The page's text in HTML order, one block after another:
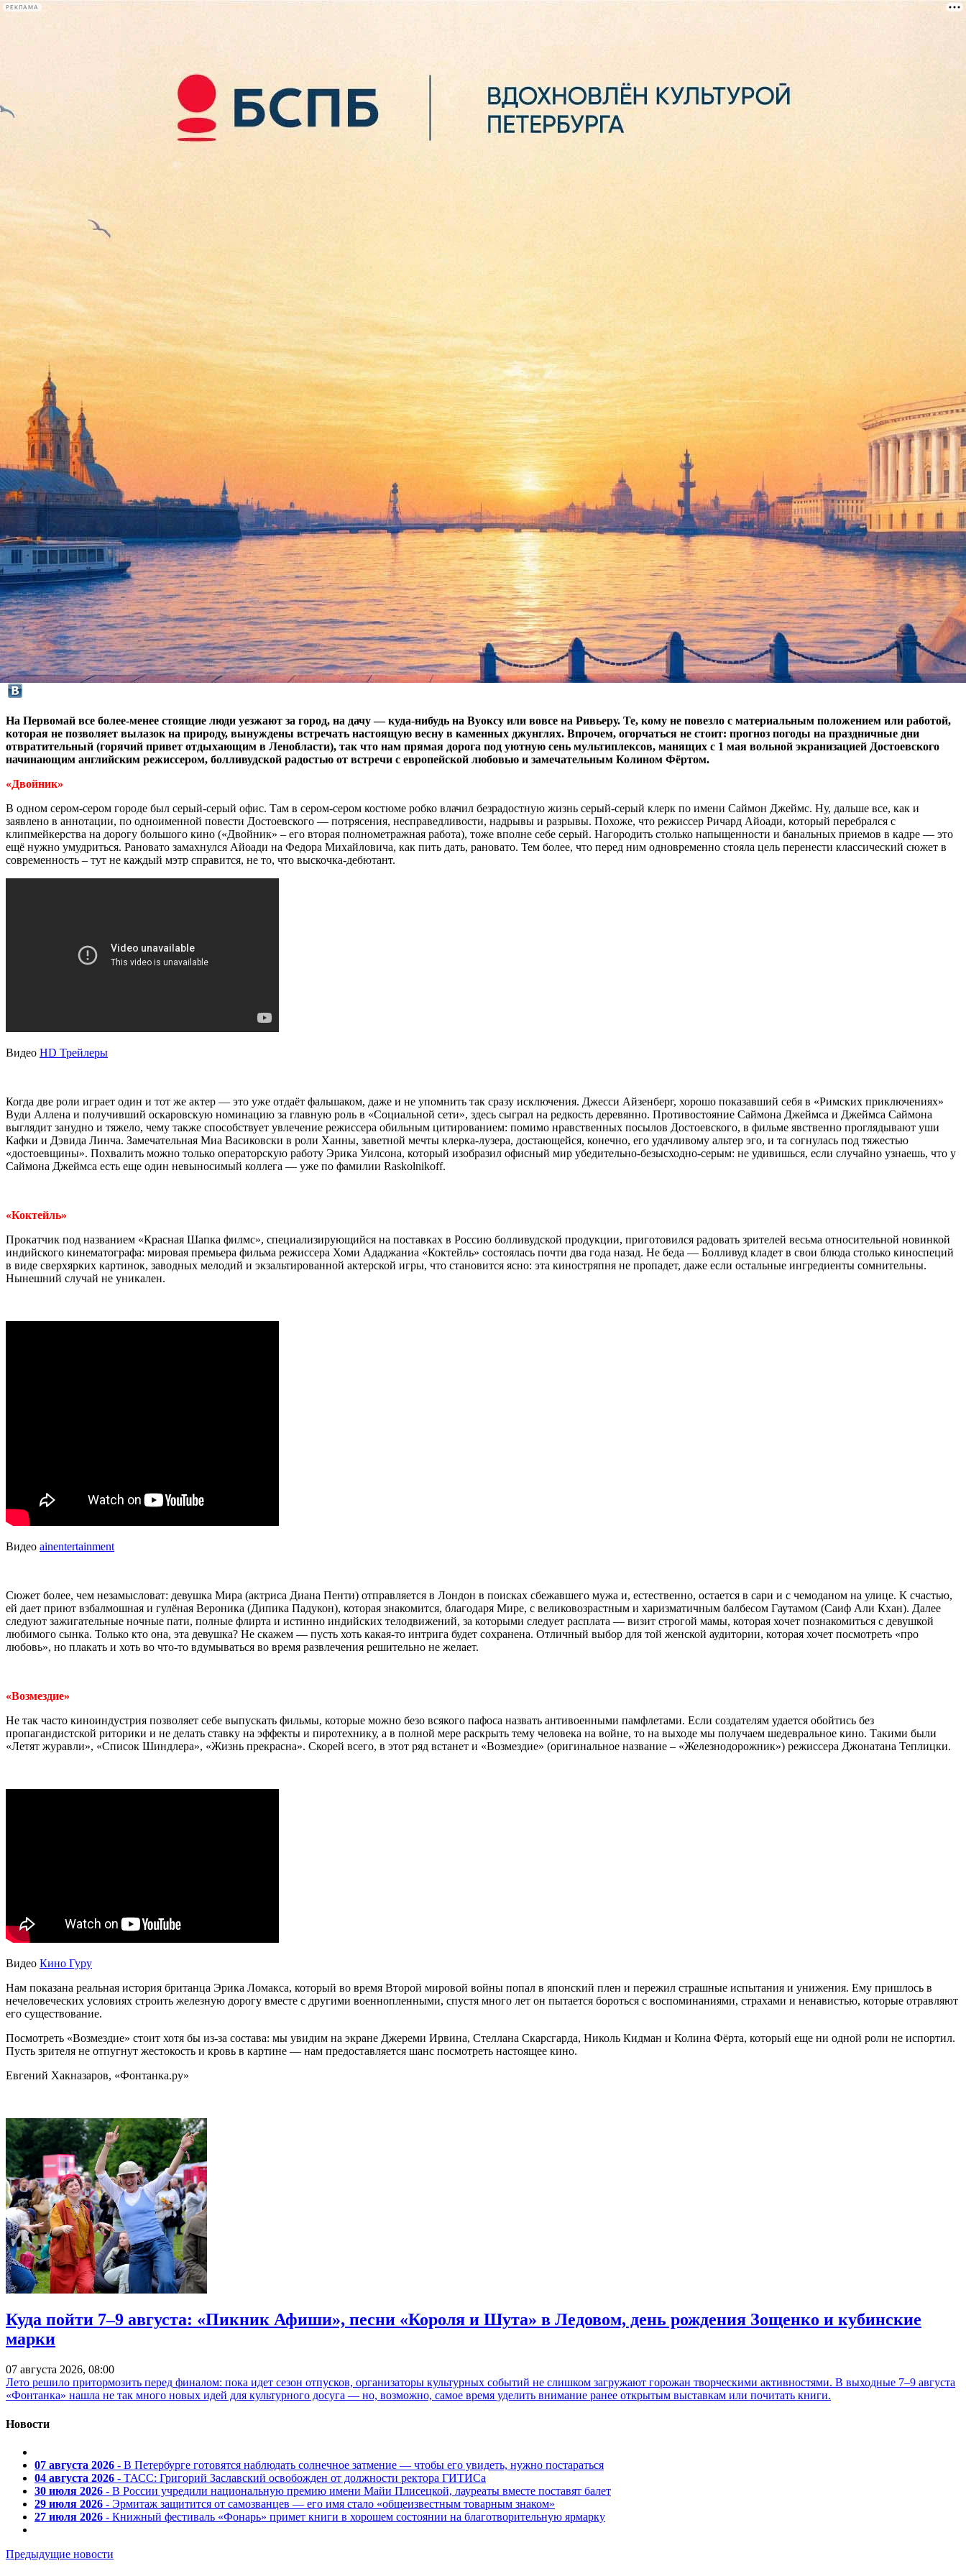
РЕКЛАМА
лекции
книги
Кинонеделя: Достоевский по-английски, Лондон по-индийски и Колин Фёрт по-японски
30 апреля 2014,22:33 Версия для печати
На Первомай все более-менее стоящие люди уезжают за город, на дачу — куда-нибудь на Вуоксу или вовсе на Ривьеру. Те, кому не повезло с материальным положением или работой,
которая не позволяет вылазок на природу, вынуждены встречать настоящую весну в каменных джунглях. Впрочем, огорчаться не стоит: прогноз погоды на праздничные дни
отвратительный (горячий привет отдыхающим в Ленобласти), так что нам прямая дорога под уютную сень мультиплексов, манящих с 1 мая вольной экранизацией Достоевского
начинающим английским режиссером, болливудской радостью от встречи с европейской любовью и замечательным Колином Фёртом.
«Двойник»
В одном сером-сером городе был серый-серый офис. Там в сером-сером костюме робко влачил безрадостную жизнь серый-серый клерк по имени Саймон Джеймс. Ну, дальше все, как и
заявлено в аннотации, по одноименной повести Достоевского — потрясения, несправедливости, надрывы и разрывы. Похоже, что режиссер Ричард Айоади, который перебрался с
клипмейкерства на дорогу большого кино («Двойник» – его вторая полнометражная работа), тоже вполне себе серый. Нагородить столько напыщенности и банальных приемов в кадре — это
ещё нужно умудриться. Рановато замахнулся Айоади на Федора Михайловича, как пить дать, рановато. Тем более, что перед ним одновременно стояла цель перенести классический сюжет в
современность – тут не каждый мэтр справится, не то, что выскочка-дебютант.
Видео HD Трейлеры
Когда две роли играет один и тот же актер — это уже отдаёт фальшаком, даже и не упомнить так сразу исключения. Джесси Айзенберг, хорошо показавший себя в «Римских приключениях»
Вуди Аллена и получивший оскаровскую номинацию за главную роль в «Социальной сети», здесь сыграл на редкость деревянно. Противостояние Саймона Джеймса и Джеймса Саймона
выглядит занудно и тяжело, чему также способствует увлечение режиссера обильным цитированием: помимо нравственных посылов Достоевского, в фильме явственно проглядывают уши
Кафки и Дэвида Линча. Замечательная Миа Васиковски в роли Ханны, заветной мечты клерка-лузера, достающейся, конечно, его удачливому альтер эго, и та согнулась под тяжестью
«достоевщины». Похвалить можно только операторскую работу Эрика Уилсона, который изобразил офисный мир убедительно-безысходно-серым: не удивишься, если случайно узнаешь, что у
Саймона Джеймса есть еще один невыносимый коллега — уже по фамилии Raskolnikoff.
«Коктейль»
Прокатчик под названием «Красная Шапка филмс», специализирующийся на поставках в Россию болливудской продукции, приготовился радовать зрителей весьма относительной новинкой
индийского кинематографа: мировая премьера фильма режиссера Хоми Ададжаниа «Коктейль» состоялась почти два года назад. Не беда — Болливуд кладет в свои блюда столько киноспеций
в виде сверхярких картинок, заводных мелодий и экзальтированной актерской игры, что становится ясно: эта киностряпня не пропадет, даже если остальные ингредиенты сомнительны.
Нынешний случай не уникален.
Видео ainentertainment
Сюжет более, чем незамысловат: девушка Мира (актриса Диана Пенти) отправляется в Лондон в поисках сбежавшего мужа и, естественно, остается в сари и с чемоданом на улице. К счастью,
ей дает приют взбалмошная и гулёная Вероника (Дипика Падукон), которая знакомится, благодаря Мире, с великовозрастным и харизматичным балбесом Гаутамом (Саиф Али Кхан). Далее
следуют зажигательные ночные пати, полные флирта и истинно индийских телодвижений, за которыми следует расплата — визит строгой мамы, которая хочет познакомиться с девушкой
любимого сынка. Только кто она, эта девушка? Не скажем — пусть хоть какая-то интрига будет сохранена. Отличный выбор для той женской аудитории, которая хочет посмотреть «про
любовь», но плакать и хоть во что-то вдумываться во время развлечения решительно не желает.
«Возмездие»
Не так часто киноиндустрия позволяет себе выпускать фильмы, которые можно безо всякого пафоса назвать антивоенными памфлетами. Если создателям удается обойтись без
пропагандистской риторики и не делать ставку на эффекты и пиротехнику, а в полной мере раскрыть тему человека на войне, то на выходе мы получаем шедевральное кино. Такими были
«Летят журавли», «Список Шиндлера», «Жизнь прекрасна». Скорей всего, в этот ряд встанет и «Возмездие» (оригинальное название – «Железнодорожник») режиссера Джонатана Теплицки.
Видео Кино Гуру
Нам показана реальная история британца Эрика Ломакса, который во время Второй мировой войны попал в японский плен и пережил страшные испытания и унижения. Ему пришлось в
нечеловеческих условиях строить железную дорогу вместе с другими военнопленными, спустя много лет он пытается бороться с воспоминаниями, страхами и ненавистью, которые отравляют
его существование.
Посмотреть «Возмездие» стоит хотя бы из-за состава: мы увидим на экране Джереми Ирвина, Стеллана Скарсгарда, Николь Кидман и Колина Фёрта, который еще ни одной роли не испортил.
Пусть зрителя не отпугнут жестокость и кровь в картине — нам предоставляется шанс посмотреть настоящее кино.
Евгений Хакназаров, «Фонтанка.ру»
Куда пойти 7–9 августа: «Пикник Афиши», песни «Короля и Шута» в Ледовом, день рождения Зощенко и кубинские
марки
07 августа 2026, 08:00
Лето решило притормозить перед финалом: пока идет сезон отпусков, организаторы культурных событий не слишком загружают горожан творческими активностями. В выходные 7–9 августа
«Фонтанка» нашла не так много новых идей для культурного досуга — но, возможно, самое время уделить внимание ранее открытым выставкам или почитать книги.
Новости
07 августа 2026 - В Петербурге готовятся наблюдать солнечное затмение — чтобы его увидеть, нужно постараться
04 августа 2026 - ТАСС: Григорий Заславский освобожден от должности ректора ГИТИСа
30 июля 2026 - В России учредили национальную премию имени Майи Плисецкой, лауреаты вместе поставят балет
29 июля 2026 - Эрмитаж защитится от самозванцев — его имя стало «общеизвестным товарным знаком»
27 июля 2026 - Книжный фестиваль «Фонарь» примет книги в хорошем состоянии на благотворительную ярмарку
Предыдущие новости